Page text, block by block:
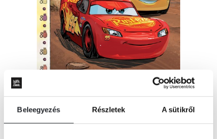
Beleegyezés Részletek A sütikről